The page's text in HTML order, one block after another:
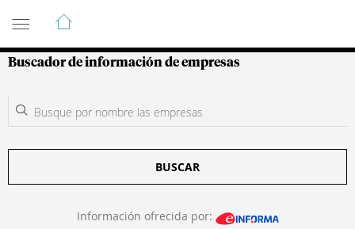
Guía de Empresas Colombianas
Buscador de información de empresas
BUSCAR
Información ofrecida por: